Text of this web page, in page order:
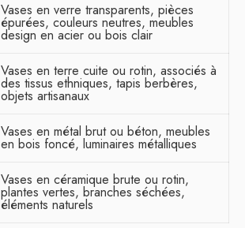
Vases en verre transparents, pièces
épurées, couleurs neutres, meubles
design en acier ou bois clair
Vases en terre cuite ou rotin, associés à
des tissus ethniques, tapis berbères,
objets artisanaux
Vases en métal brut ou béton, meubles
en bois foncé, luminaires métalliques
Vases en céramique brute ou rotin,
plantes vertes, branches séchées,
éléments naturels